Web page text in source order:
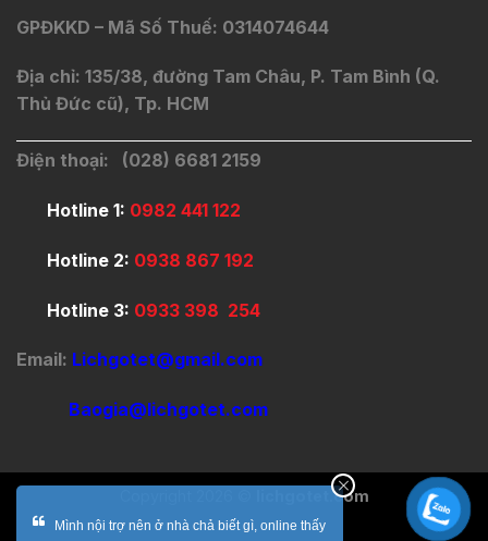
GPĐKKD – Mã Số Thuế: 0314074644
Địa chỉ: 135/38, đường Tam Châu, P. Tam Bình (Q.
Thủ Đức cũ), Tp. HCM
Điện thoại: (028) 6681 2159
Hotline 1: 0982 441 122
Hotline 2: 0938 867 192
Hotline 3: 0933 398 254
Email: Lichgotet@gmail.com
Baogia@lichgotet.com
lichgotet.com
Mình nội trợ nên ở nhà chả biết gì, online thấy